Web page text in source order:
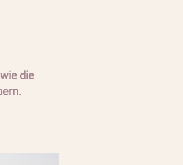
die